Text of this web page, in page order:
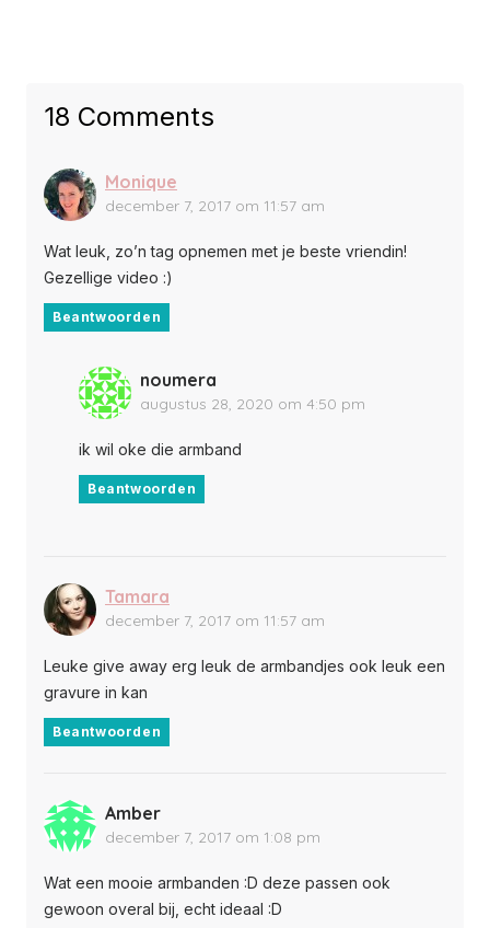
18 Comments
Monique
december 7, 2017 om 11:57 am
Wat leuk, zo’n tag opnemen met je beste vriendin!
Gezellige video :)
Beantwoorden
noumera
augustus 28, 2020 om 4:50 pm
ik wil oke die armband
Beantwoorden
Tamara
december 7, 2017 om 11:57 am
Leuke give away erg leuk de armbandjes ook leuk een
gravure in kan
Beantwoorden
Amber
december 7, 2017 om 1:08 pm
Wat een mooie armbanden :D deze passen ook
gewoon overal bij, echt ideaal :D